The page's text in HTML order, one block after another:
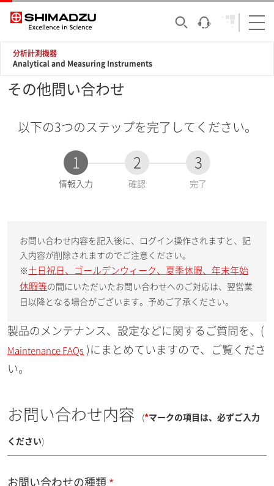
分析計測機器
Analytical and Measuring Instruments
その他問い合わせ
以下の3つのステップを完了してください。
1
現
情報入力
2
確認
3
完了
お問い合わせ内容を記入後に、ログイン操作されますと、記
入内容が削除されますのでご注意ください。
※ 土日祝日、ゴールデンウィーク、夏季休暇、年末年始
休暇等の間にいただいたお問い合わせへのご対応は、翌営業
日以降となる場合がございます。予めご了承ください。
製品のメンテナンス、設定などに関するご質問を、(
Maintenance FAQs )にまとめていますので、ご覧くださ
い。
お問い合わせ内容 (*マークの項目は、必ずご入力
ください)
お問い合わせの種類